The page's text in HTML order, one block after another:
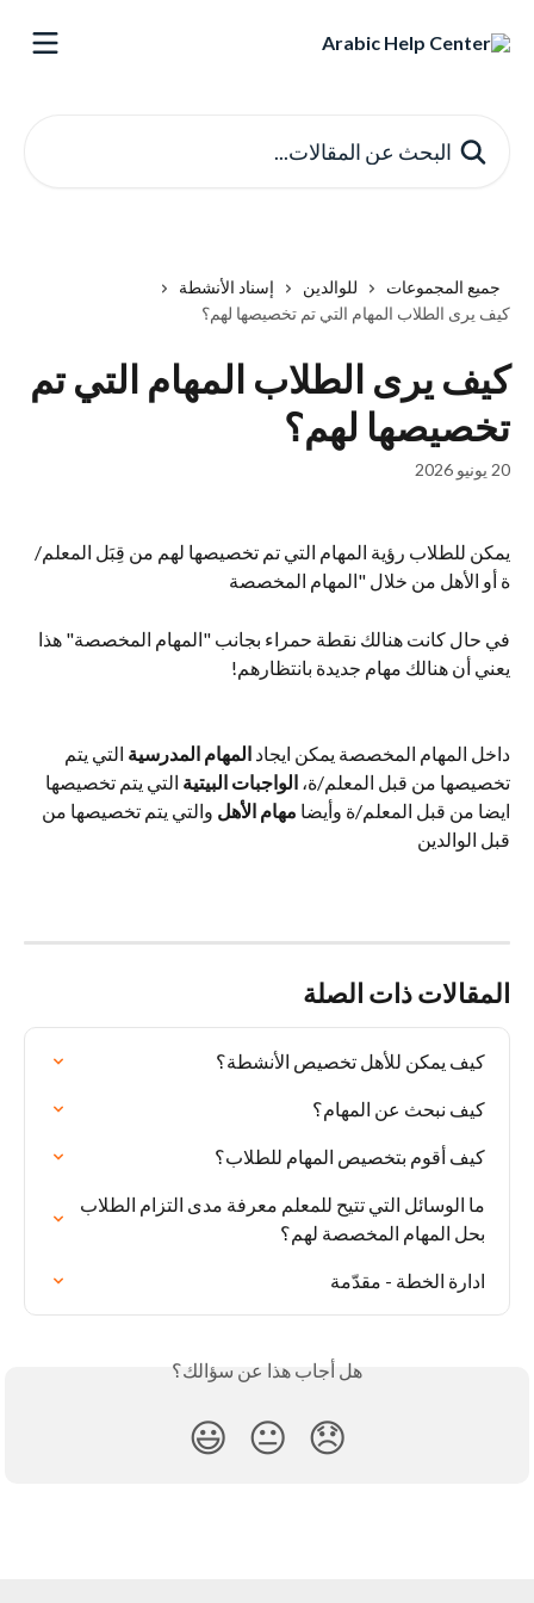
جميع المجموعات للوالدين
إسناد الأنشطة
كيف يرى الطلاب المهام التي تم تخصيصها لهم؟
كيف يرى الطلاب المهام التي تم
تخصيصها لهم؟
20 يونيو 2026
يمكن للطلاب رؤية المهام التي تم تخصيصها لهم من قِبَل المعلم/
ة أو الأهل من خلال "المهام المخصصة
في حال كانت هنالك نقطة حمراء بجانب "المهام المخصصة" هذا
يعني أن هنالك مهام جديدة بانتظارهم!
داخل المهام المخصصة يمكن ايجاد المهام المدرسية التي يتم
تخصيصها من قبل المعلم/ة، الواجبات البيتية التي يتم تخصيصها
ايضا من قبل المعلم/ة وأيضا مهام الأهل والتي يتم تخصيصها من
قبل الوالدين
المقالات ذات الصلة
كيف يمكن للأهل تخصيص الأنشطة؟
كيف نبحث عن المهام؟
كيف أقوم بتخصيص المهام للطلاب؟
ما الوسائل التي تتيح للمعلم معرفة مدى التزام الطلاب
بحل المهام المخصصة لهم؟
ادارة الخطة - مقدّمة
هل أجاب هذا عن سؤالك؟
😞
😐
😃